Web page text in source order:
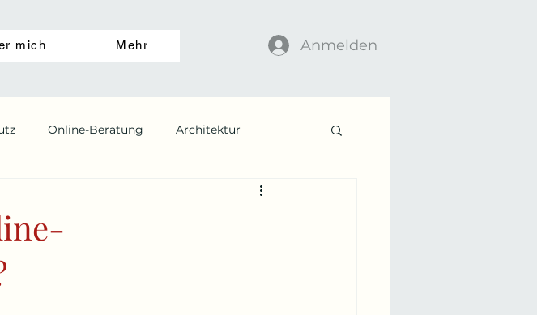
mich Mehr Anmelden
Online-Beratung Architektur